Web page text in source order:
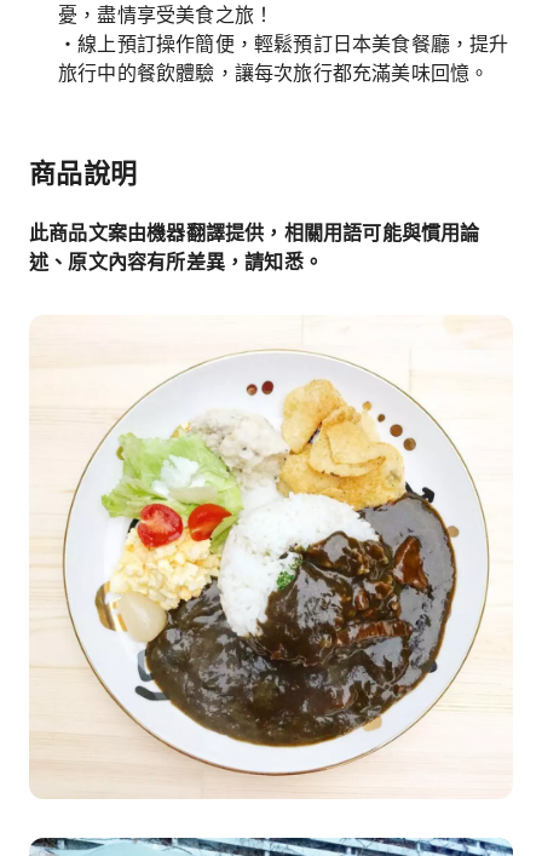
憂，盡情享受美食之旅！
・線上預訂操作簡便，輕鬆預訂日本美食餐廳，提升
旅行中的餐飲體驗，讓每次旅行都充滿美味回憶。
商品說明
此商品文案由機器翻譯提供，相關用語可能與慣用論
述、原文內容有所差異，請知悉。